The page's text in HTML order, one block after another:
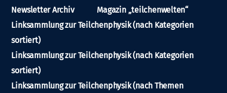
Newsletter Archiv
Magazin „teilchenwelten“
Linksammlung zur Teilchenphysik (nach Kategorien
sortiert)
Linksammlung zur Teilchenphysik (nach Kategorien
sortiert)
Linksammlung zur Teilchenphysik (nach Themen